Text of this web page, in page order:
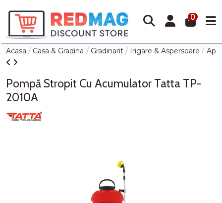
0
Acasa Casa & Gradina Gradinarit Irigare & Aspersoare
Pompă Stropit Cu Acumulator Tatta TP-
2010A